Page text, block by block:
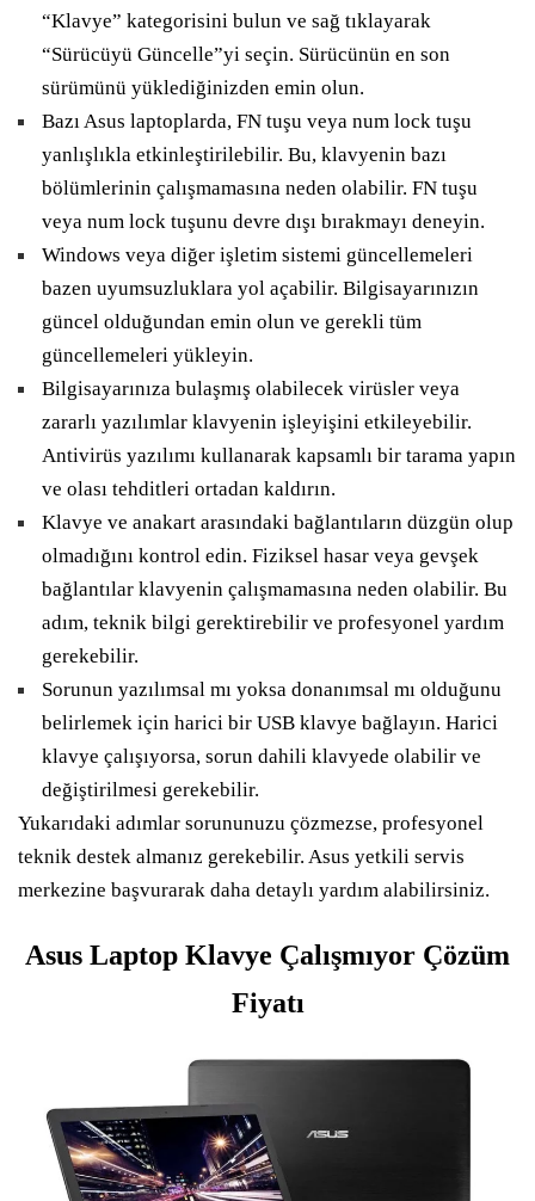
“Klavye” kategorisini bulun ve sağ tıklayarak
“Sürücüyü Güncelle”yi seçin. Sürücünün en son
sürümünü yüklediğinizden emin olun.
Bazı Asus laptoplarda, FN tuşu veya num lock tuşu
yanlışlıkla etkinleştirilebilir. Bu, klavyenin bazı
bölümlerinin çalışmamasına neden olabilir. FN tuşu
veya num lock tuşunu devre dışı bırakmayı deneyin.
Windows veya diğer işletim sistemi güncellemeleri
bazen uyumsuzluklara yol açabilir. Bilgisayarınızın
güncel olduğundan emin olun ve gerekli tüm
güncellemeleri yükleyin.
Bilgisayarınıza bulaşmış olabilecek virüsler veya
zararlı yazılımlar klavyenin işleyişini etkileyebilir.
Antivirüs yazılımı kullanarak kapsamlı bir tarama yapın
ve olası tehditleri ortadan kaldırın.
Klavye ve anakart arasındaki bağlantıların düzgün olup
olmadığını kontrol edin. Fiziksel hasar veya gevşek
bağlantılar klavyenin çalışmamasına neden olabilir. Bu
adım, teknik bilgi gerektirebilir ve profesyonel yardım
gerekebilir.
Sorunun yazılımsal mı yoksa donanımsal mı olduğunu
belirlemek için harici bir USB klavye bağlayın. Harici
klavye çalışıyorsa, sorun dahili klavyede olabilir ve
değiştirilmesi gerekebilir.
Yukarıdaki adımlar sorununuzu çözmezse, profesyonel
teknik destek almanız gerekebilir. Asus yetkili servis
merkezine başvurarak daha detaylı yardım alabilirsiniz.
Asus Laptop Klavye Çalışmıyor Çözüm
Fiyatı